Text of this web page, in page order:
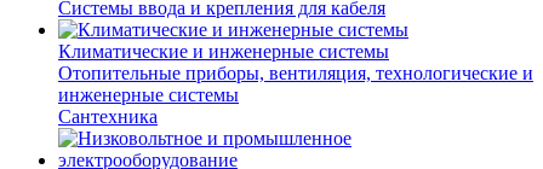
Системы ввода и крепления для кабеля
Климатические и инженерные системы
Отопительные приборы, вентиляция, технологические и
инженерные системы
Сантехника